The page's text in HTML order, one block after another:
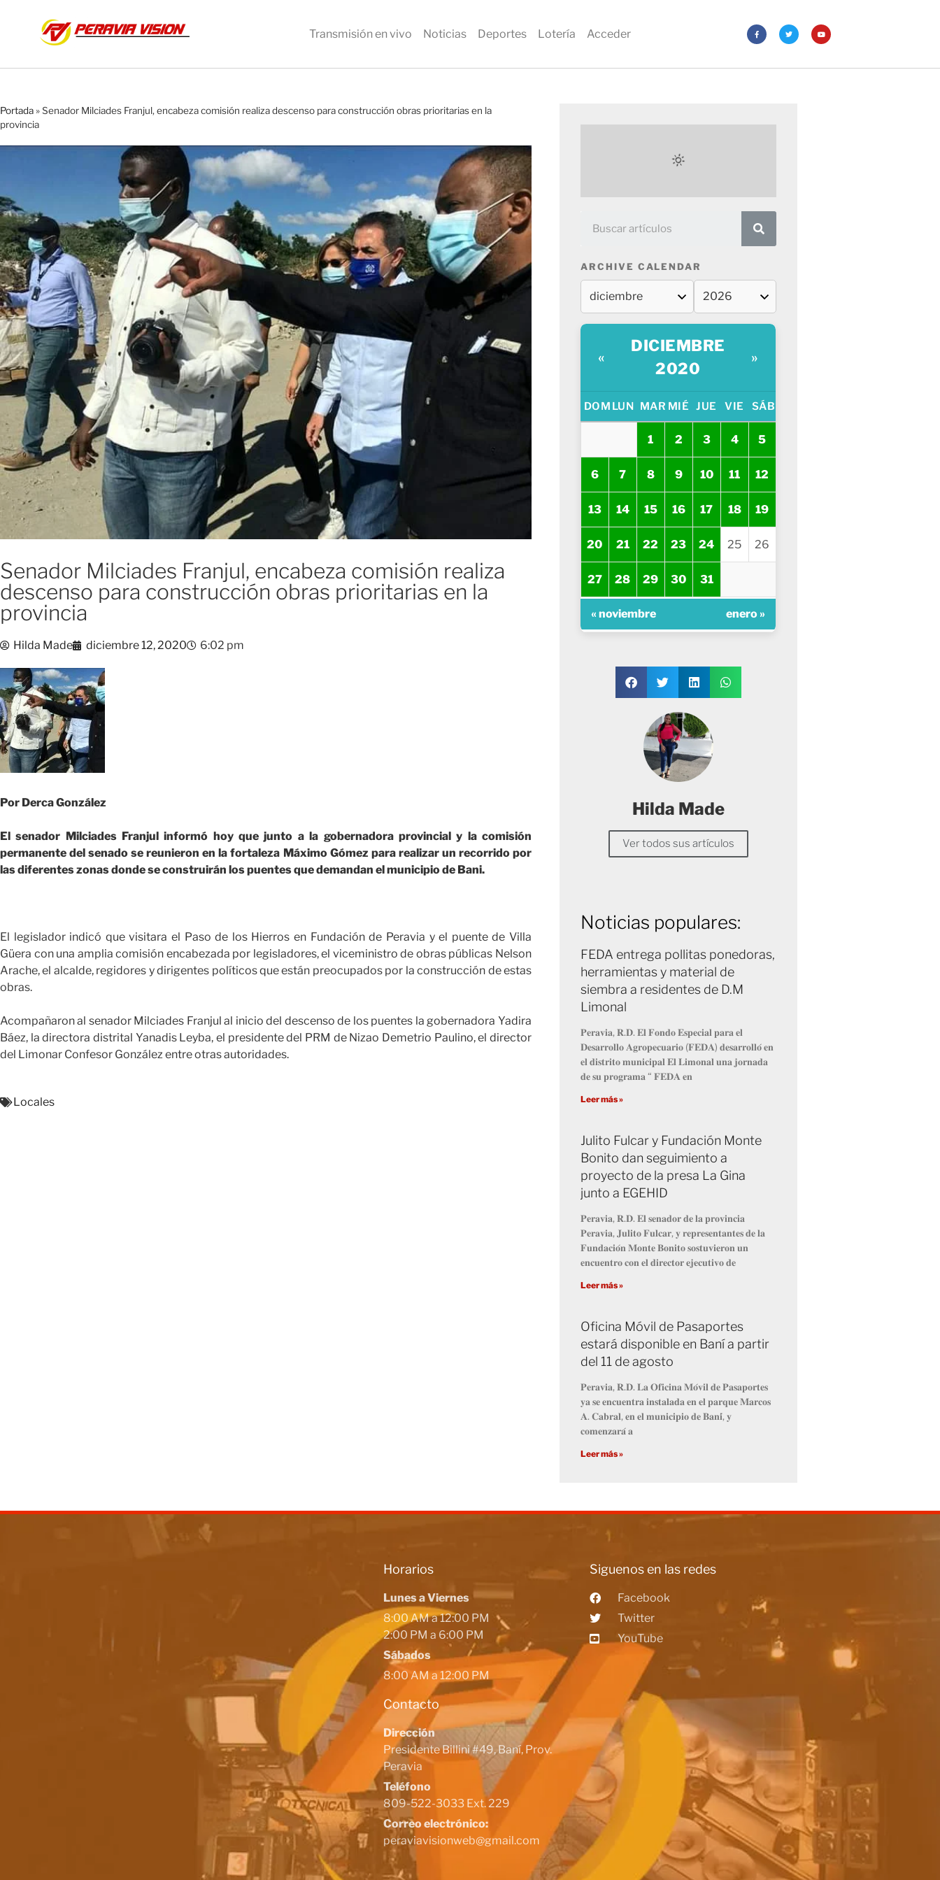
Transmisión en vivo Noticias Deportes Lotería Acceder
Portada»Senador Milciades Franjul, encabeza comisión realiza descenso para construcción obras prioritarias en la
provincia
Senador Milciades Franjul, encabeza comisión realiza
descenso para construcción obras prioritarias en la
provincia
Hilda Made diciembre 12, 2020 6:02 pm
Por Derca González
El senador Milciades Franjul informó hoy que junto a la gobernadora provincial y la comisión
permanente del senado se reunieron en la fortaleza Máximo Gómez para realizar un recorrido por
las diferentes zonas donde se construirán los puentes que demandan el municipio de Bani.
El legislador indicó que visitara el Paso de los Hierros en Fundación de Peravia y el puente de Villa
Güera con una amplia comisión encabezada por legisladores, el viceministro de obras públicas Nelson
Arache, el alcalde, regidores y dirigentes políticos que están preocupados por la construcción de estas
obras.
Acompañaron al senador Milciades Franjul al inicio del descenso de los puentes la gobernadora Yadira
Báez, la directora distrital Yanadis Leyba, el presidente del PRM de Nizao Demetrio Paulino, el director
del Limonar Confesor González entre otras autoridades.
Locales
ARCHIVE CALENDAR
«
DICIEMBRE
2020
»
DOM LUN MAR MIÉ JUE VIE SÁB
1 2 3 4 5
6 7 8 9 10 11 12
13 14 15 16 17 18 19
20 21 22 23 24 25 26
27 28 29 30 31
« noviembre enero »
Hilda Made
Ver todos sus artículos
Noticias populares:
FEDA entrega pollitas ponedoras,
herramientas y material de
siembra a residentes de D.M
Limonal
𝐏𝐞𝐫𝐚𝐯𝐢𝐚, 𝐑.𝐃. 𝐄𝐥 𝐅𝐨𝐧𝐝𝐨 𝐄𝐬𝐩𝐞𝐜𝐢𝐚𝐥 𝐩𝐚𝐫𝐚 𝐞𝐥
𝐃𝐞𝐬𝐚𝐫𝐫𝐨𝐥𝐥𝐨 𝐀𝐠𝐫𝐨𝐩𝐞𝐜𝐮𝐚𝐫𝐢𝐨 (𝐅𝐄𝐃𝐀) 𝐝𝐞𝐬𝐚𝐫𝐫𝐨𝐥𝐥𝐨́ 𝐞𝐧
𝐞𝐥 𝐝𝐢𝐬𝐭𝐫𝐢𝐭𝐨 𝐦𝐮𝐧𝐢𝐜𝐢𝐩𝐚𝐥 𝐄𝐥 𝐋𝐢𝐦𝐨𝐧𝐚𝐥 𝐮𝐧𝐚 𝐣𝐨𝐫𝐧𝐚𝐝𝐚
𝐝𝐞 𝐬𝐮 𝐩𝐫𝐨𝐠𝐫𝐚𝐦𝐚 “ 𝐅𝐄𝐃𝐀 𝐞𝐧
Leer más »
Julito Fulcar y Fundación Monte
Bonito dan seguimiento a
proyecto de la presa La Gina
junto a EGEHID
𝐏𝐞𝐫𝐚𝐯𝐢𝐚, 𝐑.𝐃. 𝐄𝐥 𝐬𝐞𝐧𝐚𝐝𝐨𝐫 𝐝𝐞 𝐥𝐚 𝐩𝐫𝐨𝐯𝐢𝐧𝐜𝐢𝐚
𝐏𝐞𝐫𝐚𝐯𝐢𝐚, 𝐉𝐮𝐥𝐢𝐭𝐨 𝐅𝐮𝐥𝐜𝐚𝐫, 𝐲 𝐫𝐞𝐩𝐫𝐞𝐬𝐞𝐧𝐭𝐚𝐧𝐭𝐞𝐬 𝐝𝐞 𝐥𝐚
𝐅𝐮𝐧𝐝𝐚𝐜𝐢𝐨́𝐧 𝐌𝐨𝐧𝐭𝐞 𝐁𝐨𝐧𝐢𝐭𝐨 𝐬𝐨𝐬𝐭𝐮𝐯𝐢𝐞𝐫𝐨𝐧 𝐮𝐧
𝐞𝐧𝐜𝐮𝐞𝐧𝐭𝐫𝐨 𝐜𝐨𝐧 𝐞𝐥 𝐝𝐢𝐫𝐞𝐜𝐭𝐨𝐫 𝐞𝐣𝐞𝐜𝐮𝐭𝐢𝐯𝐨 𝐝𝐞
Leer más »
Oficina Móvil de Pasaportes
estará disponible en Baní a partir
del 11 de agosto
𝐏𝐞𝐫𝐚𝐯𝐢𝐚, 𝐑.𝐃. 𝐋𝐚 𝐎𝐟𝐢𝐜𝐢𝐧𝐚 𝐌𝐨́𝐯𝐢𝐥 𝐝𝐞 𝐏𝐚𝐬𝐚𝐩𝐨𝐫𝐭𝐞𝐬
𝐲𝐚 𝐬𝐞 𝐞𝐧𝐜𝐮𝐞𝐧𝐭𝐫𝐚 𝐢𝐧𝐬𝐭𝐚𝐥𝐚𝐝𝐚 𝐞𝐧 𝐞𝐥 𝐩𝐚𝐫𝐪𝐮𝐞 𝐌𝐚𝐫𝐜𝐨𝐬
𝐀. 𝐂𝐚𝐛𝐫𝐚𝐥, 𝐞𝐧 𝐞𝐥 𝐦𝐮𝐧𝐢𝐜𝐢𝐩𝐢𝐨 𝐝𝐞 𝐁𝐚𝐧𝐢́, 𝐲
𝐜𝐨𝐦𝐞𝐧𝐳𝐚𝐫𝐚́ 𝐚
Leer más »
Horarios
Lunes a Viernes
8:00 AM a 12:00 PM
2:00 PM a 6:00 PM
Sábados
8:00 AM a 12:00 PM
Contacto
Dirección
Presidente Billini #49, Baní, Prov.
Peravia
Teléfono
809-522-3033 Ext. 229
Correo electrónico:
peraviavisionweb@gmail.com
Siguenos en las redes
Facebook
Twitter
YouTube